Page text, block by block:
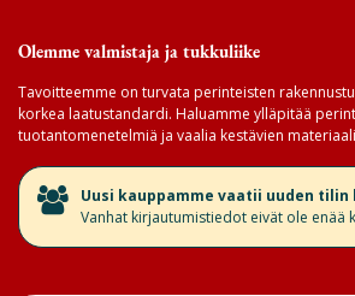
Olemme valmistaja ja tukkuliike
Tavoitteemme on turvata perinteisten
korkea laatustandardi. Haluamme ylläpitää
tuotantomenetelmiä ja vaalia kestävien
​Uusi kauppamme vaatii uuden tilin
Vanhat kirjautumistiedot eivät ole enää